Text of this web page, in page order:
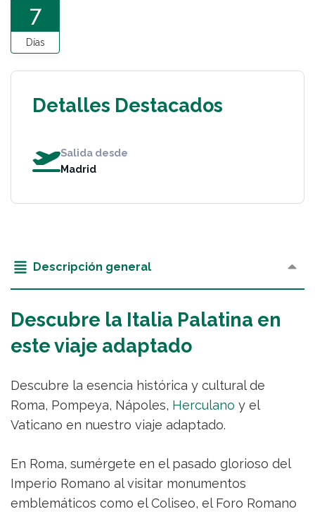
7
Días
Detalles Destacados
Salida desde
Madrid
Descripción general
Descubre la Italia Palatina en
este viaje adaptado
Descubre la esencia histórica y cultural de
Roma, Pompeya, Nápoles, Herculano y el
Vaticano en nuestro viaje adaptado.
En Roma, sumérgete en el pasado glorioso del
Imperio Romano al visitar monumentos
emblemáticos como el Coliseo, el Foro Romano